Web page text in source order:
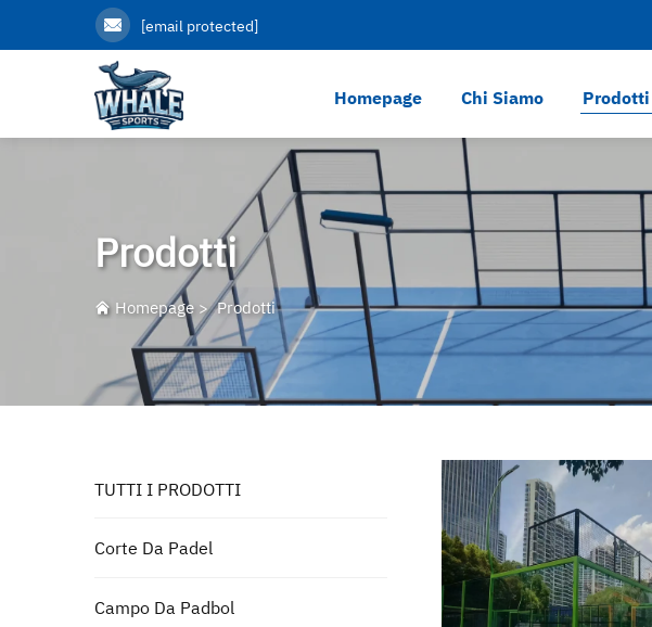
[email protected]
Homepage Chi Siamo Prodotti
Prodotti
Homepage >Prodotti
TUTTI I PRODOTTI
Corte Da Padel
Campo Da Padbol